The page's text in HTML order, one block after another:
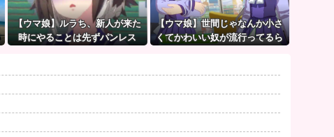
【ウマ娘】ルラち、新人が来た
時にやることは先ずパンレス
【ウマ娘】世間じゃなんか小さ
くてかわいい奴が流行ってるら